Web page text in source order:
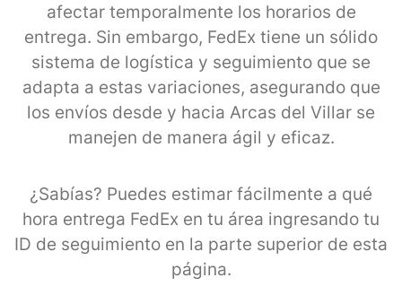
afectar temporalmente los horarios de
entrega. Sin embargo, FedEx tiene un sólido
sistema de logística y seguimiento que se
adapta a estas variaciones, asegurando que
los envíos desde y hacia Arcas del Villar se
manejen de manera ágil y eficaz.
¿Sabías? Puedes estimar fácilmente a qué
hora entrega FedEx en tu área ingresando tu
ID de seguimiento en la parte superior de esta
página.